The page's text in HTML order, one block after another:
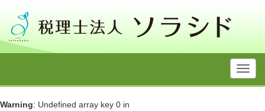
Warning: Undefined array key 0 in